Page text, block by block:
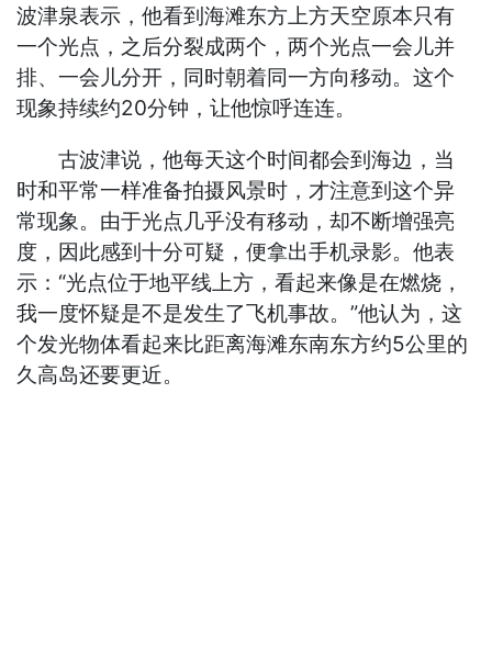
波津泉表示，他看到海滩东方上方天空原本只有
一个光点，之后分裂成两个，两个光点一会儿并
排、一会儿分开，同时朝着同一方向移动。这个
现象持续约20分钟，让他惊呼连连。
古波津说，他每天这个时间都会到海边，当
时和平常一样准备拍摄风景时，才注意到这个异
常现象。由于光点几乎没有移动，却不断增强亮
度，因此感到十分可疑，便拿出手机录影。他表
示：“光点位于地平线上方，看起来像是在燃烧，
我一度怀疑是不是发生了飞机事故。”他认为，这
个发光物体看起来比距离海滩东南东方约5公里的
久高岛还要更近。